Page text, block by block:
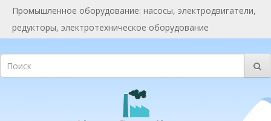
Промышленное оборудование: насосы, электродвигатели,
редукторы, электротехническое оборудование